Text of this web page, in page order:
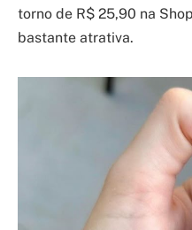
torno de R$ 25,90 na
bastante atrativa.